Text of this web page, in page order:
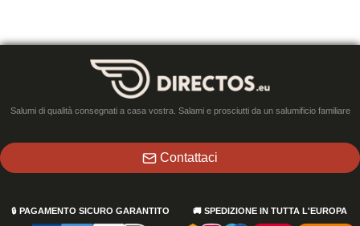
Salumi di qualità consegnati a casa vostra. Salami e prosciutti da un salumificio familiare
Contattaci
🔒 PAGAMENTO SICURO GARANTITO 🚚 SPEDIZIONE IN TUTTA L'EUROPA